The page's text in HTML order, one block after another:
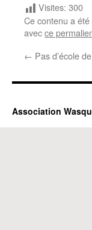
Visites: 300
Ce contenu a
avecce
← Pas d’école
Association